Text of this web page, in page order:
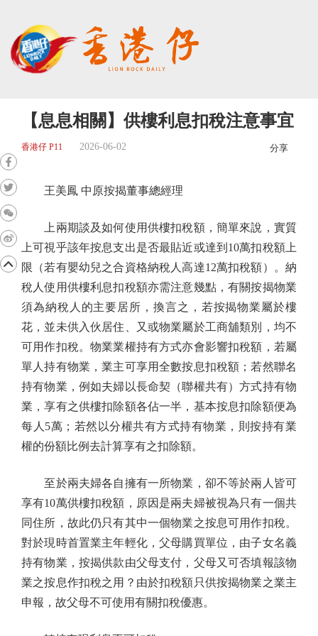
【息息相關】供樓利息扣稅注意事宜
香港仔 P11 2026-06-02 分享
王美鳳 中原按揭董事總經理
上兩期談及如何使用供樓扣稅額，簡單來說，實質
上可視乎該年按息支出是否最貼近或達到10萬扣稅額上
限（若有嬰幼兒之合資格納稅人高達12萬扣稅額）。納
稅人使用供樓利息扣稅額亦需注意幾點，有關按揭物業
須為納稅人的主要居所，換言之，若按揭物業屬於樓
花，並未供入伙居住、又或物業屬於工商舖類別，均不
可用作扣稅。物業業權持有方式亦會影響扣稅額，若屬
單人持有物業，業主可享用全數按息扣稅額；若然聯名
持有物業，例如夫婦以長命契（聯權共有）方式持有物
業，享有之供樓扣除額各佔一半，基本按息扣除額便為
每人5萬；若然以分權共有方式持有物業，則按持有業
權的份額比例去計算享有之扣除額。
至於兩夫婦各自擁有一所物業，卻不等於兩人皆可
享有10萬供樓扣稅額，原因是兩夫婦被視為只有一個共
同住所，故此仍只有其中一個物業之按息可用作扣稅。
對於現時首置業主年輕化，父母購買單位，由子女名義
持有物業，按揭供款由父母支付，父母又可否填報該物
業之按息作扣稅之用？由於扣稅額只供按揭物業之業主
申報，故父母不可使用有關扣稅優惠。